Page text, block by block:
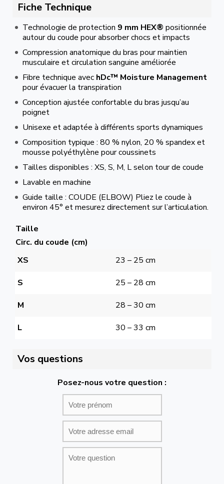
Fiche Technique
Technologie de protection 9 mm HEX® positionnée
autour du coude pour absorber chocs et impacts
Compression anatomique du bras pour maintien
musculaire et circulation sanguine améliorée
Fibre technique avec hDc™ Moisture Management
pour évacuer la transpiration
Conception ajustée confortable du bras jusqu’au
poignet
Unisexe et adaptée à différents sports dynamiques
Composition typique : 80 % nylon, 20 % spandex et
mousse polyéthylène pour coussinets
Tailles disponibles : XS, S, M, L selon tour de coude
Lavable en machine
Guide taille : COUDE (ELBOW) Pliez le coude à
environ 45° et mesurez directement sur l’articulation.
Taille
Circ. du coude (cm)
XS
23 – 25 cm
S 25 – 28 cm
M 28 – 30 cm
L 30 – 33 cm
Vos questions
Posez-nous votre question :